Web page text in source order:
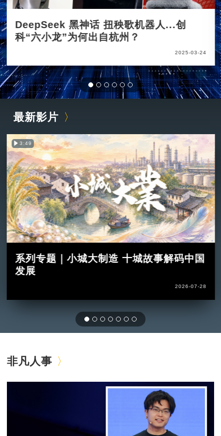
DeepSeek 黑神话 扭秧歌机器人...创
科“六小龙”为何出自杭州？
2025-03-24
最新影片
3:49
系列专题｜小城大制造 十城故事解码中国
发展
2026-07-28
非凡人事